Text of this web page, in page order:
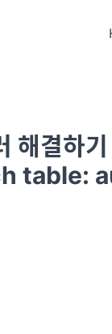
결하기
table: